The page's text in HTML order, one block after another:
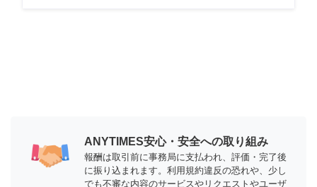
ANYTIMES安心・安全への取り組み
報酬は取引前に事務局に支払われ、評価・完了後
に振り込まれます。利用規約違反の恐れや、少し
でも不審な内容のサービスやリクエストやユーザ